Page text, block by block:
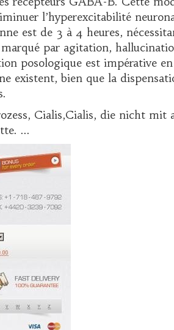
l’hyperexcitabilité
est de 3 à 4 heures,
par agitation,
posologique est impérative en
existent, bien que la
Cialis,Cialis, die nicht mit
...